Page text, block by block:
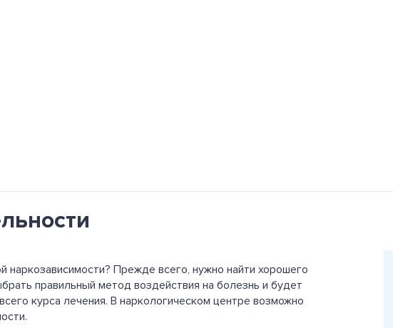
наркозависимости? Прежде всего, нужно найти хорошего
правильный метод воздействия на болезнь и будет
курса лечения. В наркологическом центре возможно